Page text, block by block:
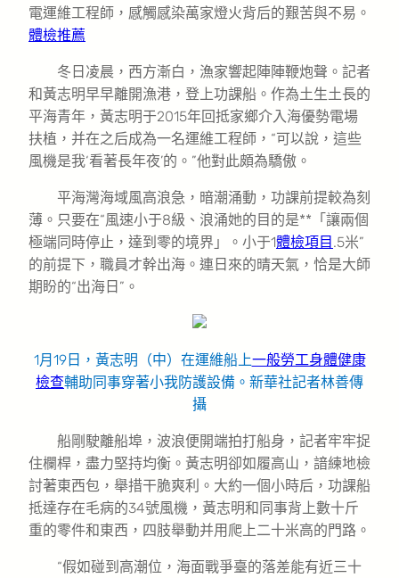
電運維工程師，感觸感染萬家燈火背后的艱苦與不易。
體檢推薦
冬日凌晨，西方漸白，漁家響起陣陣鞭炮聲。記者
和黃志明早早離開漁港，登上功課船。作為土生土長的
平海青年，黃志明于2015年回抵家鄉介入海優勢電場
扶植，并在之后成為一名運維工程師，“可以說，這些
風機是我‘看著長年夜’的。”他對此頗為驕傲。
平海灣海域風高浪急，暗潮涌動，功課前提較為刻
薄。只要在“風速小于8級、浪涌她的目的是**「讓兩個
極端同時停止，達到零的境界」。小于1體檢項目 .5米”
的前提下，職員才幹出海。連日來的晴天氣，恰是大師
期盼的“出海日”。
1月19日，黃志明（中）在運維船上一般勞工身體健康
檢查輔助同事穿著小我防護設備。新華社記者林善傳
攝
船剛駛離船埠，波浪便開端拍打船身，記者牢牢捉
住欄桿，盡力堅持均衡。黃志明卻如履高山，諳練地檢
討著東西包，舉措干脆爽利。大約一個小時后，功課船
抵達存在毛病的34號風機，黃志明和同事背上數十斤
重的零件和東西，四肢舉動并用爬上二十米高的門路。
“假如碰到高潮位，海面戰爭臺的落差能有近三十